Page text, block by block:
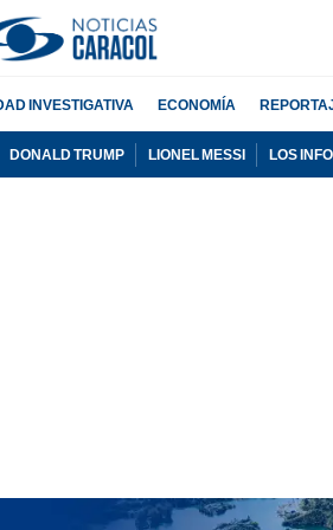
INVESTIGATIVA ECONOMÍA
DONALD TRUMP LIONEL MESSI LOS